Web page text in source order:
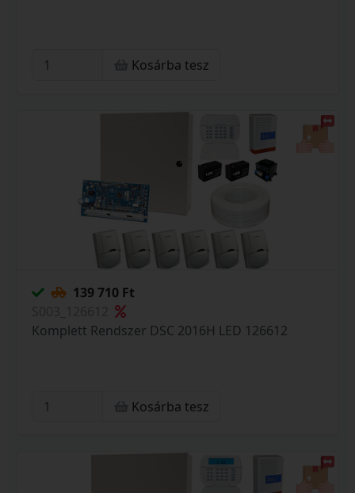
Kosárba tesz
139 710 Ft
Komplett Rendszer DSC 2016H LED 126612
Kosárba tesz